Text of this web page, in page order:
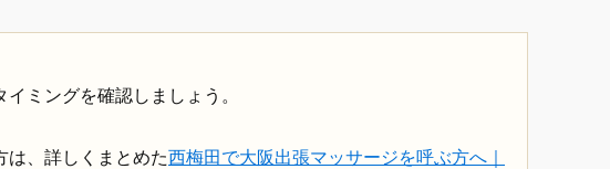
ミングを確認しましょう。
は、詳しくまとめた西梅田で大阪出張マッサージを呼ぶ方へ｜